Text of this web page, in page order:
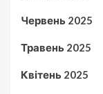
Червень 2025
Травень 2025
Квітень 2025